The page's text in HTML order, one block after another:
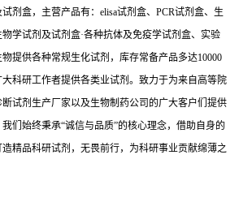
剂盒，主营产品有：elisa试剂盒、PCR试剂盒、生
学试剂及试剂盒·各种抗体及免疫学试剂盒、实验
提供各种常规生化试剂，库存常备产品多达10000
科研工作者提供各类业试剂。致力于为来自高等院
试剂生产厂家以及生物制药公司的广大客户们提供
们始终秉承“诚信与品质”的核心理念，借助自身的
精品科研试剂，无畏前行，为科研事业贡献绵薄之